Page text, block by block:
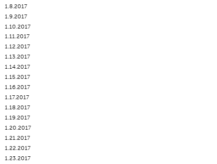
1.8.2017
1.9.2017
1.10.2017
1.11.2017
1.12.2017
1.13.2017
1.14.2017
1.15.2017
1.16.2017
1.17.2017
1.18.2017
1.19.2017
1.20.2017
1.21.2017
1.22.2017
1.23.2017